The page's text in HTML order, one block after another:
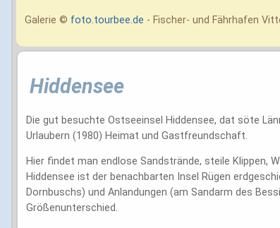
Galerie © foto.tourbee.de - Fischer- und Fährhafen
Hiddensee
Die gut besuchte Ostseeinsel Hiddensee, dat söte
Urlaubern (1980) Heimat und Gastfreundschaft.
Hier findet man endlose Sandstrände, steile Klippen,
Hiddensee ist der benachbarten Insel Rügen
Dornbuschs) und Anlandungen (am Sandarm des
Größenunterschied.